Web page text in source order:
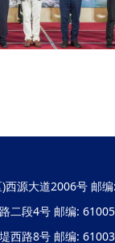
源大道2006号 邮
二段4号 邮编:
西路8号 邮编: